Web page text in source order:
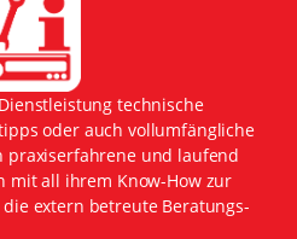
technische
oder auch vollumfängliche
praxiserfahrene und laufend
mit all ihrem Know-How zur
extern betreute Beratungs-